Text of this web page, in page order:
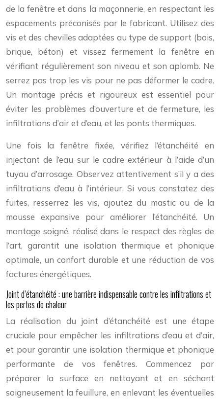
de la fenêtre et dans la maçonnerie, en respectant les
espacements préconisés par le fabricant. Utilisez des
vis et des chevilles adaptées au type de support (bois,
brique, béton) et vissez fermement la fenêtre en
vérifiant régulièrement son niveau et son aplomb. Ne
serrez pas trop les vis pour ne pas déformer le cadre.
Un montage précis et rigoureux est essentiel pour
éviter les problèmes d’ouverture et de fermeture, les
infiltrations d’air et d’eau, et les ponts thermiques.
Une fois la fenêtre fixée, vérifiez l’étanchéité en
injectant de l’eau sur le cadre extérieur à l’aide d’un
tuyau d’arrosage. Observez attentivement s’il y a des
infiltrations d’eau à l’intérieur. Si vous constatez des
fuites, resserrez les vis, ajoutez du mastic ou de la
mousse expansive pour améliorer l’étanchéité. Un
montage soigné, réalisé dans le respect des règles de
l’art, garantit une isolation thermique et phonique
optimale, un confort durable et une réduction de vos
factures énergétiques.
Joint d’étanchéité : une barrière indispensable contre les infiltrations et
les pertes de chaleur
La réalisation du joint d’étanchéité est une étape
cruciale pour empêcher les infiltrations d’eau et d’air,
et pour garantir une isolation thermique et phonique
performante de vos fenêtres. Commencez par
préparer la surface en nettoyant et en séchant
soigneusement la feuillure, en enlevant les éventuelles